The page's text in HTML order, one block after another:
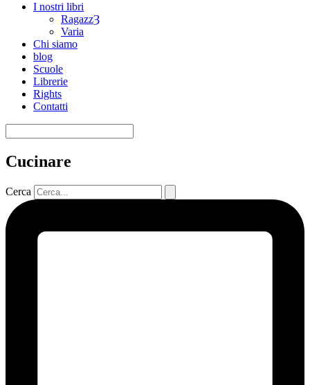
I nostri libri
RagazzȜ
Varia
Chi siamo
blog
Scuole
Librerie
Rights
Contatti
Cucinare
Cerca